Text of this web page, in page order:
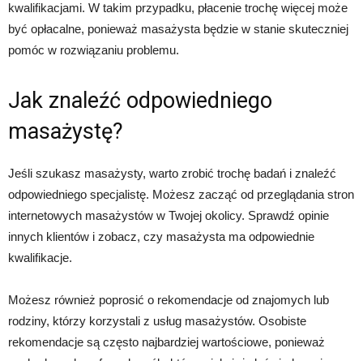
kwalifikacjami. W takim przypadku, płacenie trochę więcej może
być opłacalne, ponieważ masażysta będzie w stanie skuteczniej
pomóc w rozwiązaniu problemu.
Jak znaleźć odpowiedniego
masażystę?
Jeśli szukasz masażysty, warto zrobić trochę badań i znaleźć
odpowiedniego specjalistę. Możesz zacząć od przeglądania stron
internetowych masażystów w Twojej okolicy. Sprawdź opinie
innych klientów i zobacz, czy masażysta ma odpowiednie
kwalifikacje.
Możesz również poprosić o rekomendacje od znajomych lub
rodziny, którzy korzystali z usług masażystów. Osobiste
rekomendacje są często najbardziej wartościowe, ponieważ